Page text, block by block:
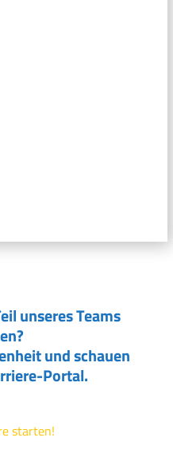
unseres Teams
und schauen
Portal.
starten!